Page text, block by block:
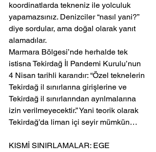
koordinatlarda tekneniz ile yolculuk
yapamazsınız. Denizciler “nasıl yani?”
diye sordular, ama doğal olarak yanıt
alamadılar.
Marmara Bölgesi’nde herhalde tek
istisna Tekirdağ İl Pandemi Kurulu’nun
4 Nisan tarihli kararıdır: “Özel teknelerin
Tekirdağ il sınırlarına girişlerine ve
Tekirdağ il sınırlarından ayrılmalarına
izin verilmeyecektir.” Yani teorik olarak
Tekirdağ’da liman içi seyir mümkün…
KISMİ SINIRLAMALAR: EGE